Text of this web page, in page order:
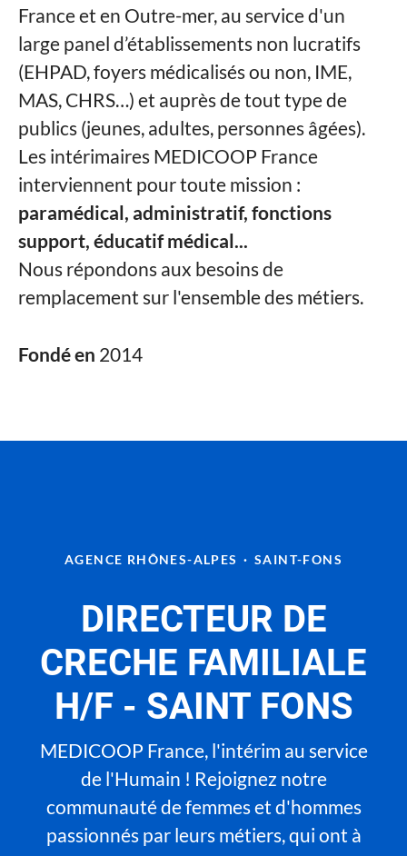
France et en Outre-mer, au service d'un
large panel d’établissements non lucratifs
(EHPAD, foyers médicalisés ou non, IME,
MAS, CHRS…) et auprès de tout type de
publics (jeunes, adultes, personnes âgées).
Les intérimaires MEDICOOP France
interviennent pour toute mission :
paramédical, administratif, fonctions
support, éducatif médical...
Nous répondons aux besoins de
remplacement sur l'ensemble des métiers.
Fondé en 2014
AGENCE RHÔNES-ALPES · SAINT-FONS
DIRECTEUR DE
CRECHE FAMILIALE
H/F - SAINT FONS
MEDICOOP France, l'intérim au service
de l'Humain ! Rejoignez notre
communauté de femmes et d'hommes
passionnés par leurs métiers, qui ont à